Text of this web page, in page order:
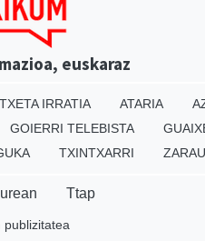
euskaraz
IRRATIA ATARIA
GOIERRI TELEBISTA
TXINTXARRI
Ttap
publizitatea